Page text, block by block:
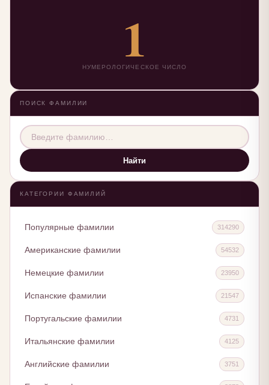
1
НУМЕРОЛОГИЧЕСКОЕ ЧИСЛО
ПОИСК ФАМИЛИИ
Найти
КАТЕГОРИИ ФАМИЛИЙ
Популярные фамилии 314290
Американские фамилии 54532
Немецкие фамилии 23950
Испанские фамилии 21547
Португальские фамилии 4731
Итальянские фамилии 4125
Английские фамилии 3751